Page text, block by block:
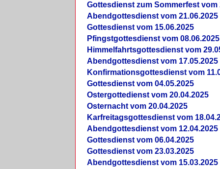
Gottesdienst zum Sommerfest vom
Abendgottesdienst vom 21.06.2025
Gottesdienst vom 15.06.2025
Pfingstgottesdienst vom 08.06.2025
Himmelfahrtsgottesdienst vom
Abendgottesdienst vom 17.05.2025
Konfirmationsgottesdienst vom
Gottesdienst vom 04.05.2025
Ostergottedienst vom 20.04.2025
Osternacht vom 20.04.2025
Karfreitagsgottesdienst vom
Abendgottesdienst vom 12.04.2025
Gottesdienst vom 06.04.2025
Gottesdienst vom 23.03.2025
Abendgottesdienst vom 15.03.2025